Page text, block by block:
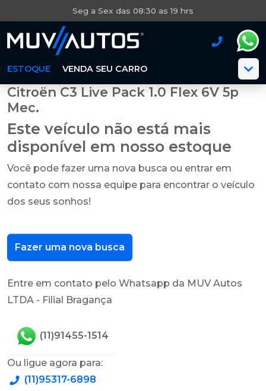
Seg a Sex das 08:30 as 19 hrs
ESTOQUE VENDA SEU CARRO
Citroën C3 Live Pack 1.0 Flex 6V 5p
Mec.
Este veículo não está mais
disponível em nosso estoque
Você pode fazer uma nova busca ou entrar em
contato com nossa equipe para encontrar o veículo
dos seus sonhos!
Fazer uma nova busca
Entre em contato pelo Whatsapp da MUV Autos
LTDA - Filial Bragança
(11)91455-1514
Ou ligue agora para:
(11)95317-6898